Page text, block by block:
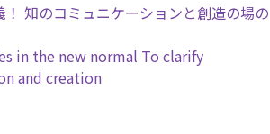
知のコミュニケーションと創造の場の
in the new normal To clarify
and creation